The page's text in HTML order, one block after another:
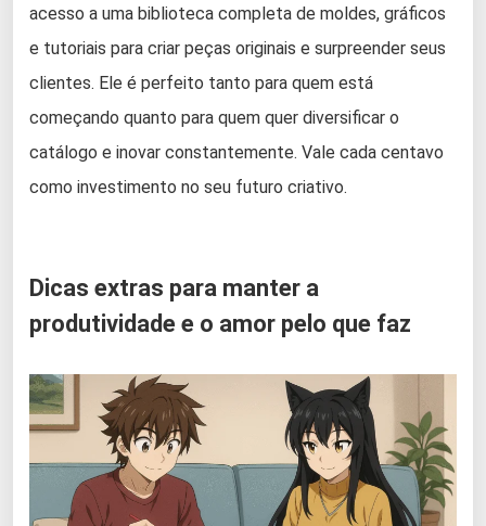
acesso a uma biblioteca completa de moldes, gráficos
e tutoriais para criar peças originais e surpreender seus
clientes. Ele é perfeito tanto para quem está
começando quanto para quem quer diversificar o
catálogo e inovar constantemente. Vale cada centavo
como investimento no seu futuro criativo.
Dicas extras para manter a
produtividade e o amor pelo que faz